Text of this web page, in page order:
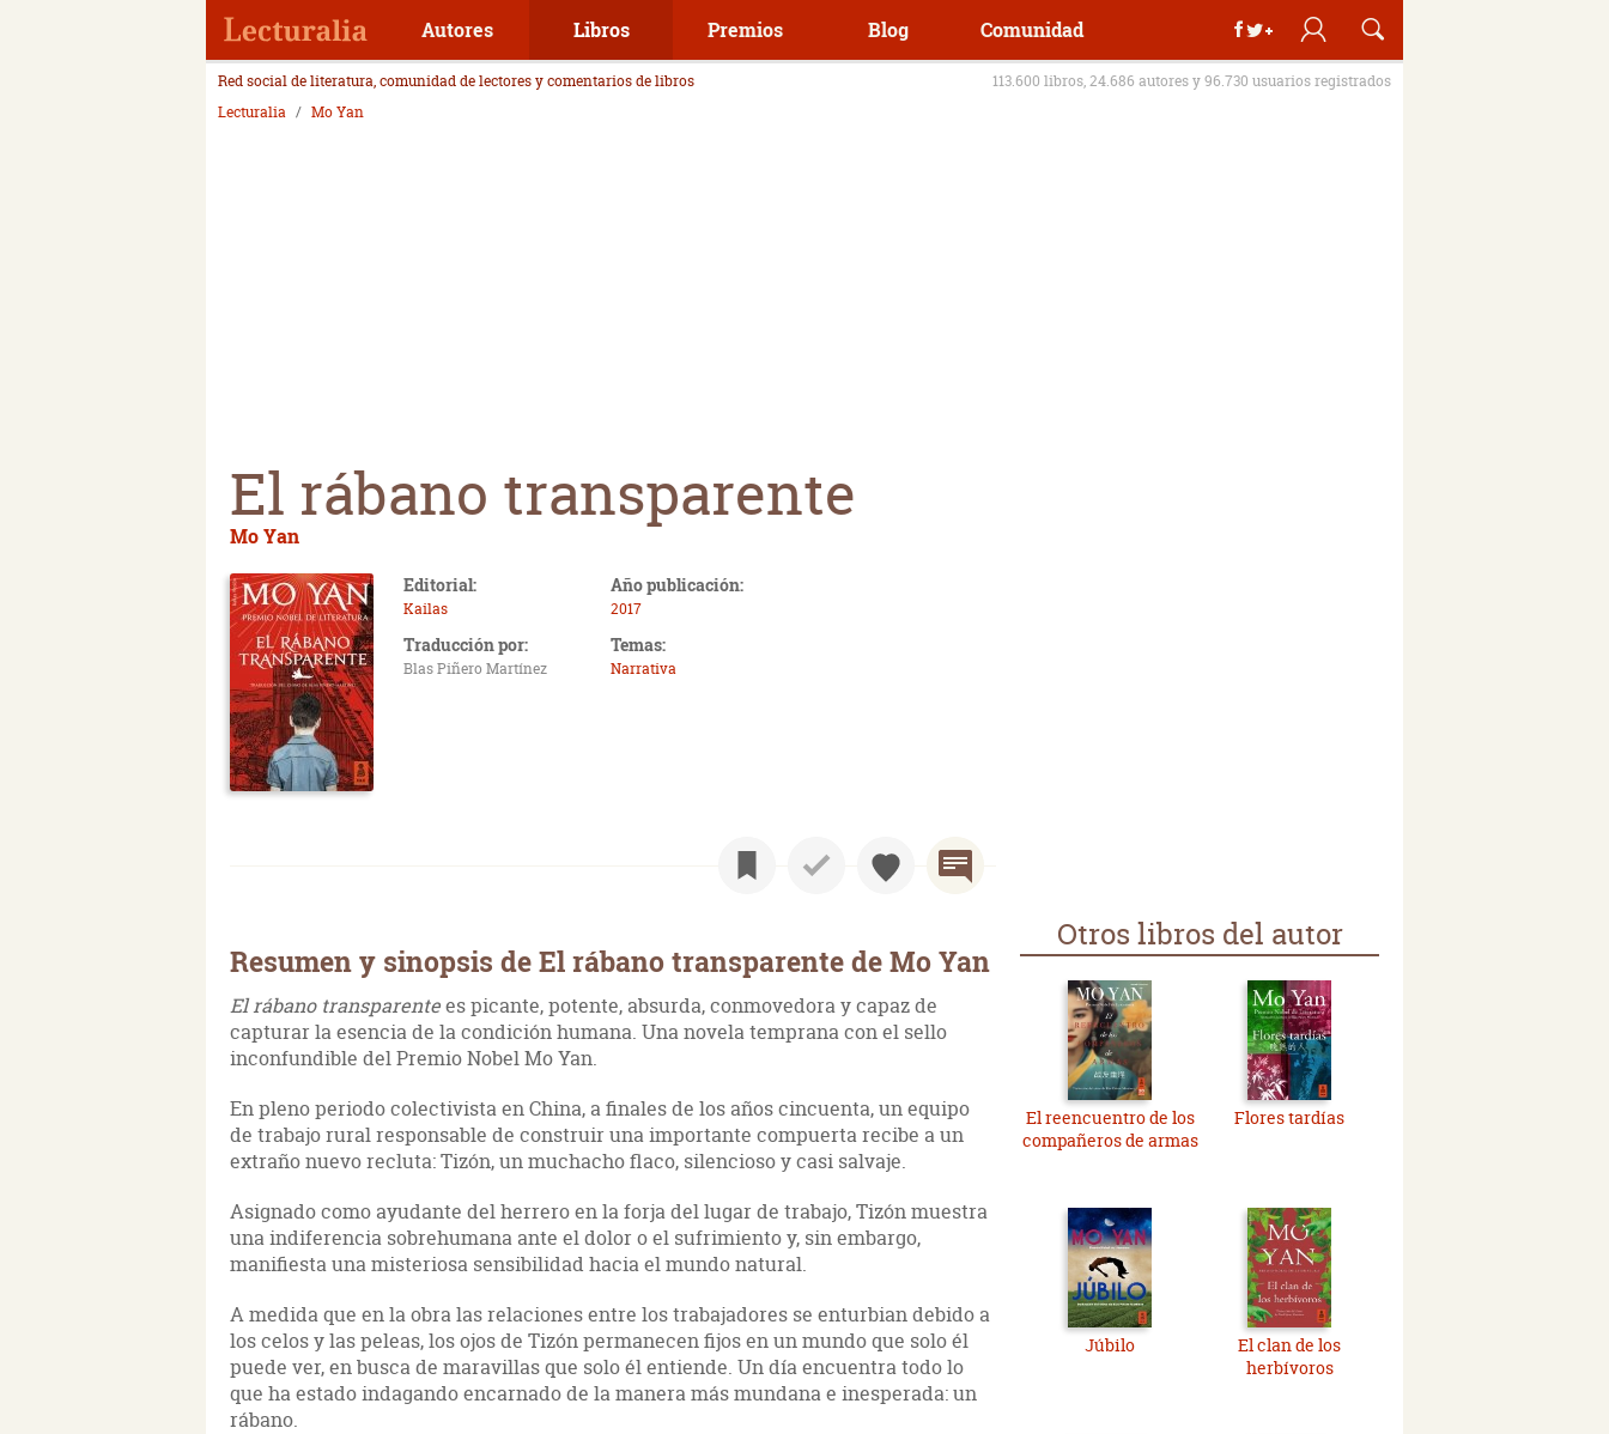
Autores Libros Premios Blog Comunidad
Red social de literatura, comunidad de lectores y comentarios de libros
113.600 libros, 24.686 autores y 96.730 usuarios registrados
Lecturalia
Mo Yan
El rábano transparente
Mo Yan
Editorial:
Kailas
Año publicación:
2017
Traducción por:
Blas Piñero Martínez
Temas:
Narrativa
Resumen y sinopsis de El rábano transparente de Mo Yan
El rábano transparentees picante, potente, absurda, conmovedora y capaz de
capturar la esencia de la condición humana. Una novela temprana con el sello
inconfundible del Premio Nobel Mo Yan.
En pleno periodo colectivista en China, a finales de los años cincuenta, un equipo
de trabajo rural responsable de construir una importante compuerta recibe a un
extraño nuevo recluta: Tizón, un muchacho flaco, silencioso y casi salvaje.
Asignado como ayudante del herrero en la forja del lugar de trabajo, Tizón muestra
una indiferencia sobrehumana ante el dolor o el sufrimiento y, sin embargo,
manifiesta una misteriosa sensibilidad hacia el mundo natural.
A medida que en la obra las relaciones entre los trabajadores se enturbian debido a
los celos y las peleas, los ojos de Tizón permanecen fijos en un mundo que solo él
puede ver, en busca de maravillas que solo él entiende. Un día encuentra todo lo
que ha estado indagando encarnado de la manera más mundana e inesperada: un
rábano.
Otros libros del autor
El reencuentro de los
compañeros de armas
Flores tardías
Júbilo
El clan de los
herbívoros